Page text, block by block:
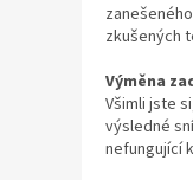
zkušených
Výměna
Všimli jste
výsledné
nefungující